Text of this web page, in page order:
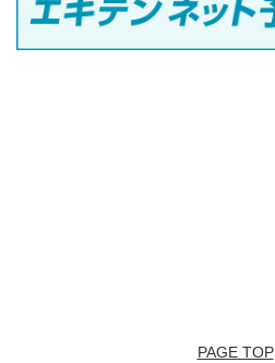
PAGE TOP